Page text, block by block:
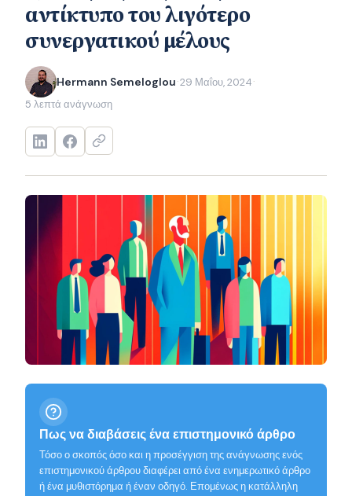
αντίκτυπο του λιγότερο
συνεργατικού μέλους
Hermann Semeloglou ·29 Μαΐου, 2024 ·
5 λεπτά ανάγνωση
Πως να διαβάσεις ένα επιστημονικό άρθρο
Τόσο ο σκοπός όσο και η προσέγγιση της ανάγνωσης ενός
επιστημονικού άρθρου διαφέρει από ένα ενημερωτικό άρθρο
ή ένα μυθιστόρημα ή έναν οδηγό. Επομένως η κατάλληλη